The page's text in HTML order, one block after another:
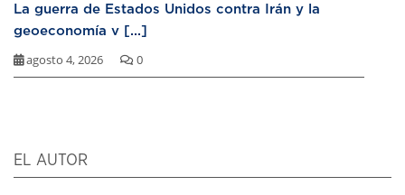
La guerra de Estados Unidos contra Irán y la
geoeconomía v [...]
agosto 4, 2026 0
EL AUTOR